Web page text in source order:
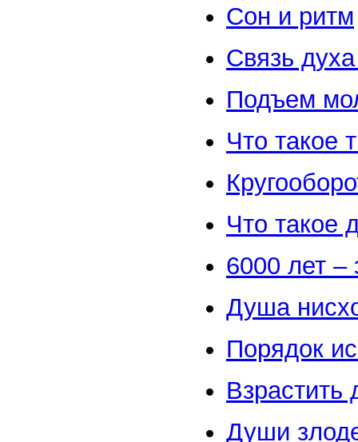
Сон и ритм
Связь
Подъем
Что такое
Что такое
6000 лет –
Душа
Порядок
Души